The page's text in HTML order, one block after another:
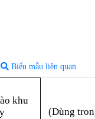
Biểu mẫu liên quan
khu
(Dùng